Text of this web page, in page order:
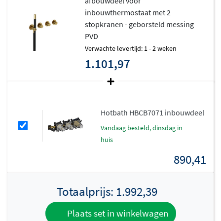
materialen, waardoor elk product niet alleen mooi oogt,
maar ook jarenlang meegaat.
Thermostatische veiligheid en
gebruiksgemak
Dit afbouwdeel is uitgerust met een
dat je de watertemperatuur veilig en stabiel kunt
instellen. Ideaal voor gezinnen met kinderen of voor
iedereen die waarde hecht aan een constante,
bieden flexibiliteit: je kunt bijvoorbeeld tegelijkertijd
eenvoudig schakelen tussen verschillende
wateruitgangen.
inbouwthermostaat met 2
stopkranen - geborsteld messing
PVD
Verwachte levertijd: 1 - 2 weken
1.101,97
Hotbath HBCB7071 inbouwdeel
vandaag besteld, dinsdag in
huis
890,41
Totaalprijs: 1.992,39
Plaats set in winkelwagen